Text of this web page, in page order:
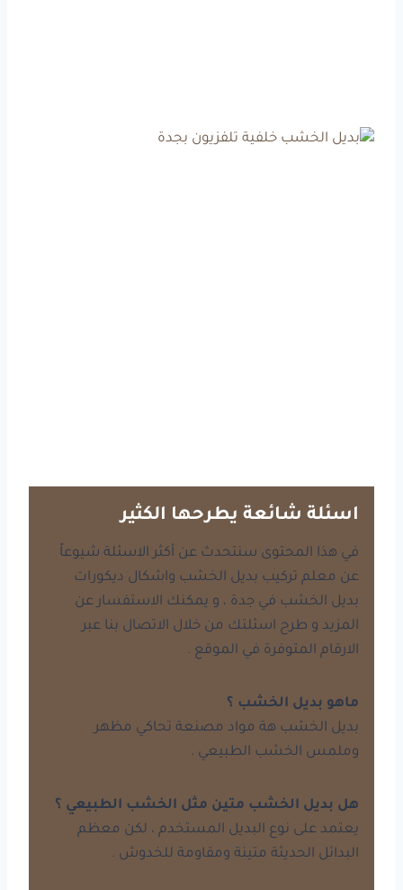
اسئلة شائعة يطرحها الكثير
في هذا المحتوى سنتحدث عن أكثر الاسئلة شيوعاً
عن معلم تركيب بديل الخشب واشكال ديكورات
بديل الخشب في جدة ، و يمكنك الاستفسار عن
المزيد و طرح اسئلتك من خلال الاتصال بنا عبر
الارقام المتوفرة في الموقع .
ماهو بديل الخشب ؟
بديل الخشب هة مواد مصنعة تحاكي مظهر
وملمس الخشب الطبيعي .
هل بديل الخشب متين مثل الخشب الطبيعي ؟
يعتمد على نوع البديل المستخدم ، لكن معظم
البدائل الحديثة متينة ومقاومة للخدوش .